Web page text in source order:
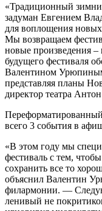
«Традиционный
задуман Евгением
для воплощения
Мы возвращаем
новые произведения
будущего фестиваля
Валентином
представляя планы
директор театра
Переформатированный
всего 3 события в
«В этом году мы
фестиваль с тем,
сохранить все то
объяснил Валентин
филармонии. —
ленивый не